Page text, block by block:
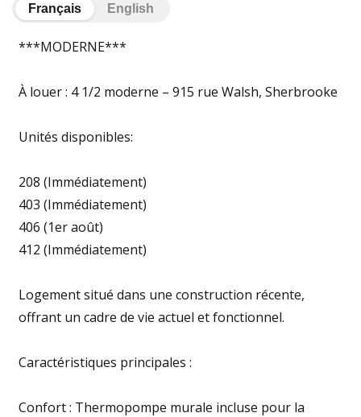
Français English
***MODERNE***
À louer : 4 1/2 moderne – 915 rue Walsh, Sherbrooke
Unités disponibles:
208 (Immédiatement)
403 (Immédiatement)
406 (1er août)
412 (Immédiatement)
Logement situé dans une construction récente,
offrant un cadre de vie actuel et fonctionnel.
Caractéristiques principales :
Confort : Thermopompe murale incluse pour la